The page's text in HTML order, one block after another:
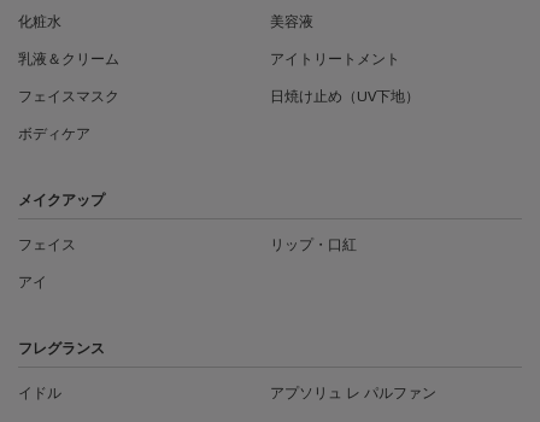
化粧水 美容液
乳液＆クリーム アイトリートメント
フェイスマスク 日焼け止め（UV下地）
ボディケア
メイクアップ
フェイス リップ・口紅
アイ
フレグランス
イドル アプソリュ レ パルファン